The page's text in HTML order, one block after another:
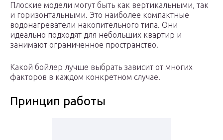
Плоские модели могут быть как вертикальными, так
и горизонтальными. Это наиболее компактные
водонагреватели накопительного типа. Они
идеально подходят для небольших квартир и
занимают ограниченное пространство.
Какой бойлер лучше выбрать зависит от многих
факторов в каждом конкретном случае.
Принцип работы